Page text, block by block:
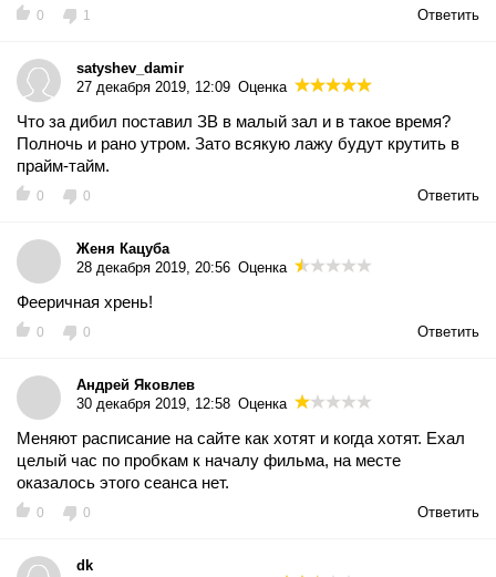
0 1 Ответить
satyshev_damir
27 декабря 2019, 12:09 Оценка
Что за дибил поставил ЗВ в малый зал и в такое время?
Полночь и рано утром. Зато всякую лажу будут крутить в
прайм-тайм.
0 0 Ответить
Женя Кацуба
28 декабря 2019, 20:56 Оценка
Фееричная хрень!
0 0 Ответить
Андрей Яковлев
30 декабря 2019, 12:58 Оценка
Меняют расписание на сайте как хотят и когда хотят. Ехал
целый час по пробкам к началу фильма, на месте
оказалось этого сеанса нет.
0 0 Ответить
dk